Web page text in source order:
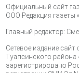
Официальный сайт
ООО Редакция газеты
Главный редактор:
Сетевое издание
Туапсинского района
зарегистрировано